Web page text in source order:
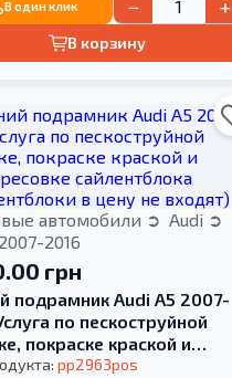
В один клик − +
В корзину
автомобили
Audi
2007-2016
грн
подрамник Audi A5 2007-
по пескоструйной
покраске краской и
сайлентблока
pp2963pos